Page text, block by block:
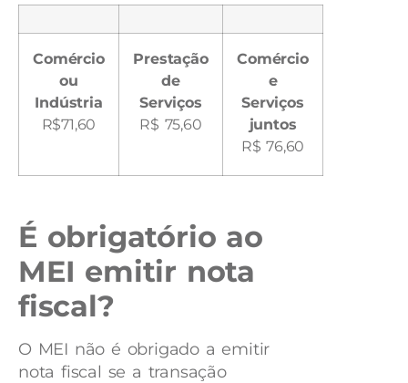
Comércio
ou
Indústria
R$71,60
Prestação
de
Serviços
R$ 75,60
Comércio
e
Serviços
juntos
R$ 76,60
É obrigatório ao
MEI emitir nota
fiscal?
O MEI não é obrigado a emitir
nota fiscal se a transação